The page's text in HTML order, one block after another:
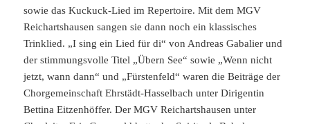
sowie das Kuckuck-Lied im Repertoire. Mit dem MGV
Reichartshausen sangen sie dann noch ein klassisches
Trinklied. „I sing ein Lied für di“ von Andreas Gabalier und
der stimmungsvolle Titel „Übern See“ sowie „Wenn nicht
jetzt, wann dann“ und „Fürstenfeld“ waren die Beiträge der
Chorgemeinschaft Ehrstädt-Hasselbach unter Dirigentin
Bettina Eitzenhöffer. Der MGV Reichartshausen unter